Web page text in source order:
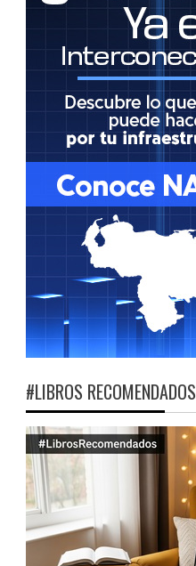
#LIBROS RECOMENDADOS